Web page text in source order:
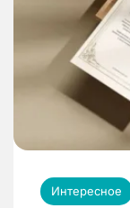
Интересное